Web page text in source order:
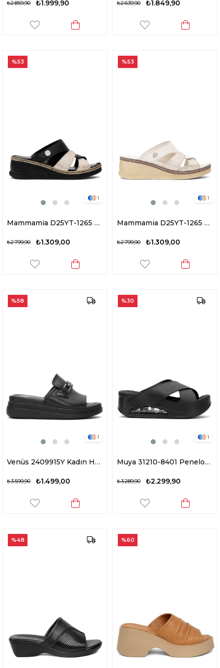
₺1.999,90
₺2.859,90 ₺1.849,90
₺2.639,90
1
Mammamia D25YT-1265 Kadın Hakiki Deri Dolgu Topuk Terlik Siyah
₺1.309,00
₺2.799,90
%53
1
Mammamia D25YT-1265 Kadın Hakiki Deri Dolgu Topuk Terlik Kemik
₺1.309,00
₺2.799,90
%53
1
Venüs 2409915Y Kadın Hakiki Deri Dolgu Topuk Terlik Siyah
₺1.499,00
₺3.599,90
%58
1
Muya 31210-8401 Penelope Kadın Ortopedik Dolgu Topuk Terlik Siyah
₺2.299,90
₺3.289,90
%30
%48 %60